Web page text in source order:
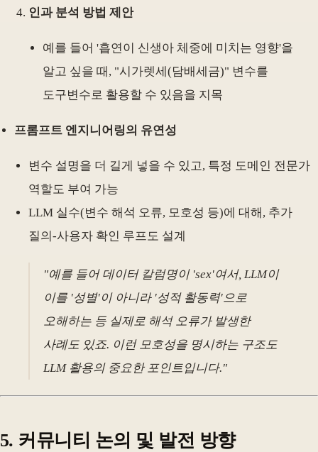
인과 분석 방법 제안
예를 들어 '흡연이 신생아 체중에 미치는 영향'을
알고 싶을 때, "시가렛세(담배세금)" 변수를
도구변수로 활용할 수 있음을 지목
프롬프트 엔지니어링의 유연성
변수 설명을 더 길게 넣을 수 있고, 특정 도메인 전문가
역할도 부여 가능
LLM 실수(변수 해석 오류, 모호성 등)에 대해, 추가
질의-사용자 확인 루프도 설계
"예를 들어 데이터 칼럼명이 'sex'여서, LLM이
이를 '성별'이 아니라 '성적 활동력'으로
오해하는 등 실제로 해석 오류가 발생한
사례도 있죠. 이런 모호성을 명시하는 구조도
LLM 활용의 중요한 포인트입니다."
5. 커뮤니티 논의 및 발전 방향